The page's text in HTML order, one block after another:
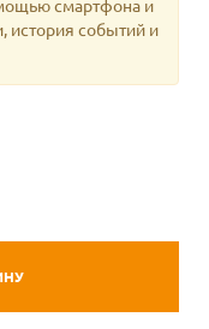
смартфона и
история событий и